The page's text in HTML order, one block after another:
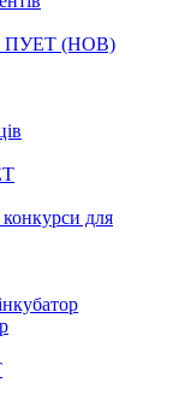
ПУЕТ (НОВ)
конкурси для